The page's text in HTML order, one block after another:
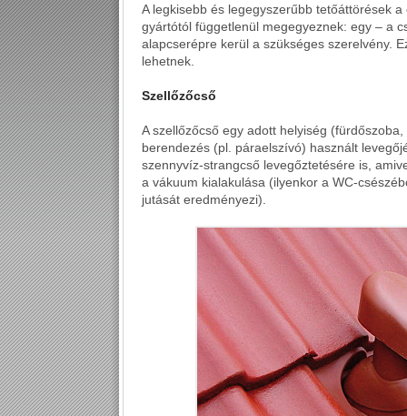
A legkisebb és legegyszerűbb tetőáttörések
gyártótól függetlenül megegyeznek: egy – a
alapcserépre kerül a szükséges szerelvény.
lehetnek.
Szellőzőcső
A szellőzőcső egy adott helyiség
berendezés (pl. páraelszívó) használt
szennyvíz-strangcső levegőztetésére is,
a vákuum kialakulása (ilyenkor a WC-
jutását eredményezi).